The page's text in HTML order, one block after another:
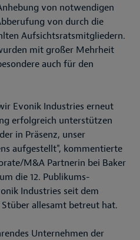
von notwendigen
von durch die
Aufsichtsratsmitgliedern.
mit großer Mehrheit
auch für den
Evonik Industries erneut
erfolgreich unterstützen
in Präsenz, unser
aufgestellt", kommentierte
M&A Partnerin bei Baker
die 12. Publikums-
Industries seit dem
allesamt betreut hat.
Unternehmen der